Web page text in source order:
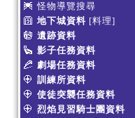
怪物導覽搜尋
地下城資料 [料理]
遺跡資料
影子任務資料
劇場任務資料
訓練所資料
使徒突襲任務資料
烈焰見習騎士團資料